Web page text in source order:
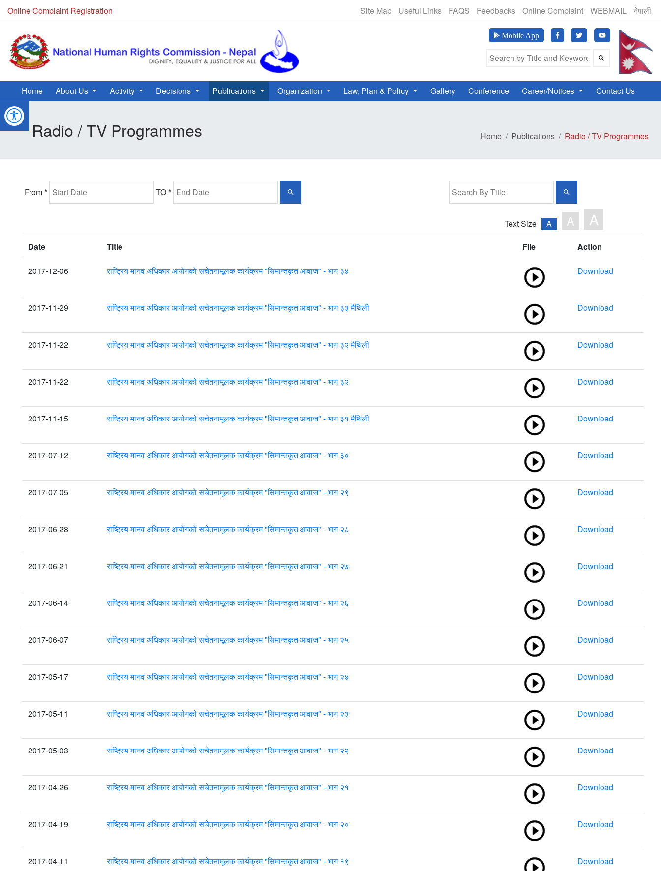
Online Complaint Registration मानव अधिकार हटलाइन - +९७७-१-५०१०००० (२४सै घण्टा खुला, बिदाका दिनमा समेत)
Site Map Useful Links FAQS Feedbacks Online Complaint WEBMAIL नेपाली
Mobile App
Search Field
Home About Us Activity Decisions Publications Organization Law, Plan & Policy Gallery Conference Career/Notices Contact Us
Radio / TV Programmes Home Publications Radio / TV Programmes
From * TO *
Text Size A A A
Date Title File Action
2017-12-06 राष्ट्रिय मानव अधिकार आयोगको सचेतनामूलक कार्यक्रम "सिमान्तकृत आवाज" - भाग ३४ Download
2017-11-29 राष्ट्रिय मानव अधिकार आयोगको सचेतनामूलक कार्यक्रम "सिमान्तकृत आवाज" - भाग ३३ मैथिली Download
2017-11-22 राष्ट्रिय मानव अधिकार आयोगको सचेतनामूलक कार्यक्रम "सिमान्तकृत आवाज" - भाग ३२ मैथिली Download
2017-11-22 राष्ट्रिय मानव अधिकार आयोगको सचेतनामूलक कार्यक्रम "सिमान्तकृत आवाज" - भाग ३२ Download
2017-11-15 राष्ट्रिय मानव अधिकार आयोगको सचेतनामूलक कार्यक्रम "सिमान्तकृत आवाज" - भाग ३१ मैथिली Download
2017-07-12 राष्ट्रिय मानव अधिकार आयोगको सचेतनामूलक कार्यक्रम "सिमान्तकृत आवाज" - भाग ३० Download
2017-07-05 राष्ट्रिय मानव अधिकार आयोगको सचेतनामूलक कार्यक्रम "सिमान्तकृत आवाज" - भाग २९ Download
2017-06-28 राष्ट्रिय मानव अधिकार आयोगको सचेतनामूलक कार्यक्रम "सिमान्तकृत आवाज" - भाग २८ Download
2017-06-21 राष्ट्रिय मानव अधिकार आयोगको सचेतनामूलक कार्यक्रम "सिमान्तकृत आवाज" - भाग २७ Download
2017-06-14 राष्ट्रिय मानव अधिकार आयोगको सचेतनामूलक कार्यक्रम "सिमान्तकृत आवाज" - भाग २६ Download
2017-06-07 राष्ट्रिय मानव अधिकार आयोगको सचेतनामूलक कार्यक्रम "सिमान्तकृत आवाज" - भाग २५ Download
2017-05-17 राष्ट्रिय मानव अधिकार आयोगको सचेतनामूलक कार्यक्रम "सिमान्तकृत आवाज" - भाग २४ Download
2017-05-11 राष्ट्रिय मानव अधिकार आयोगको सचेतनामूलक कार्यक्रम "सिमान्तकृत आवाज" - भाग २३ Download
2017-05-03 राष्ट्रिय मानव अधिकार आयोगको सचेतनामूलक कार्यक्रम "सिमान्तकृत आवाज" - भाग २२ Download
2017-04-26 राष्ट्रिय मानव अधिकार आयोगको सचेतनामूलक कार्यक्रम "सिमान्तकृत आवाज" - भाग २१ Download
2017-04-19 राष्ट्रिय मानव अधिकार आयोगको सचेतनामूलक कार्यक्रम "सिमान्तकृत आवाज" - भाग २० Download
2017-04-11 राष्ट्रिय मानव अधिकार आयोगको सचेतनामूलक कार्यक्रम "सिमान्तकृत आवाज" - भाग १९ Download